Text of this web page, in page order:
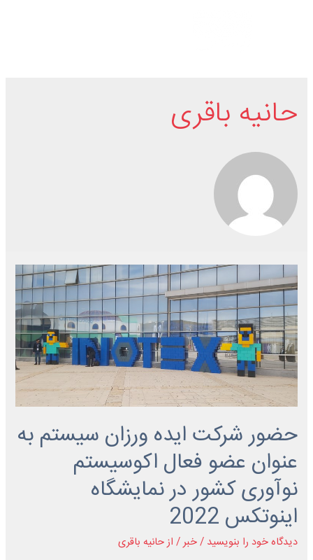
حانیه باقری
حضور شرکت ایده ورزان سیستم به
عنوان عضو فعال اکوسیستم
نوآوری کشور در نمایشگاه
اینوتکس 2022
دیدگاه‌ خود را بنویسید /خبر/ ازحانیه باقری